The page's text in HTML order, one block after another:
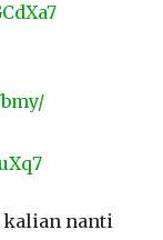
kalian nanti